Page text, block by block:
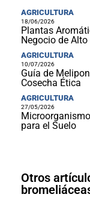
AGRICULTURA
18/06/2026
Plantas
Negocio de
AGRICULTURA
10/07/2026
Guía de
Cosecha Ética
AGRICULTURA
27/05/2026
para el Suelo
Otros